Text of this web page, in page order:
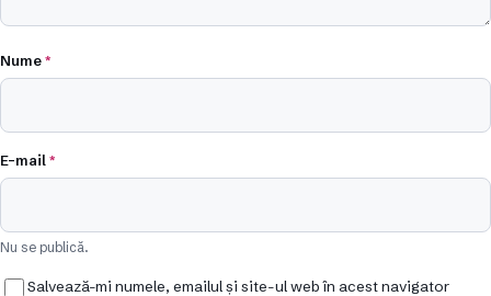
Nume*
E-mail*
Nu se publică.
Salvează-mi numele, emailul și site-ul web în acest navigator